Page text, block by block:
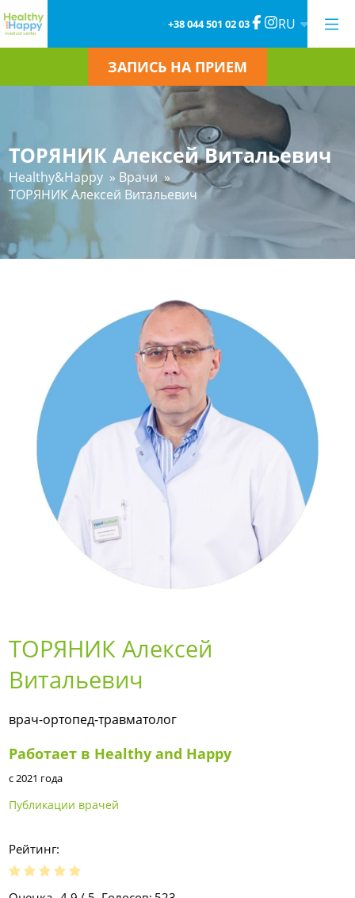
+38 044 501 02 03 RU
ЗАПИСЬ НА ПРИЕМ
ТОРЯНИК Алексей Витальевич
Healthy&Happy » Врачи »
ТОРЯНИК Алексей Витальевич
ТОРЯНИК Алексей
Витальевич
врач-ортопед-травматолог
Работает в Healthy and Happy
с 2021 года
Публикации врачей
Рейтинг: